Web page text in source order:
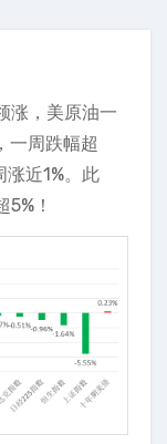
涨，美原油一
一周跌幅超
涨近1%。此
！